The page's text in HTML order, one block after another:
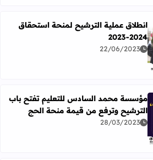
عن انطلاق عملية الترشيح لمنحة استحقاق 2024-2023
انطلاق عملية الترشيح لمنحة استحقاق
2024-2023
22/06/2023
عن مؤسسة محمد السادس للتعليم تفتح باب
مؤسسة محمد السادس للتعليم تفتح باب
الترشيح وترفع من قيمة منحة الحج
28/03/2023